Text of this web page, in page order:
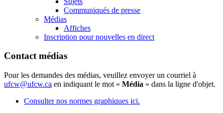
Communiqués de presse
Médias
Affiches
Inscription pour nouvelles en direct
Contact médias
Pour les demandes des médias, veuillez envoyer un courriel à
ufcw@ufcw.ca en indiquant le mot « Média » dans la ligne d'objet.
Consulter nos normes graphiques ici.